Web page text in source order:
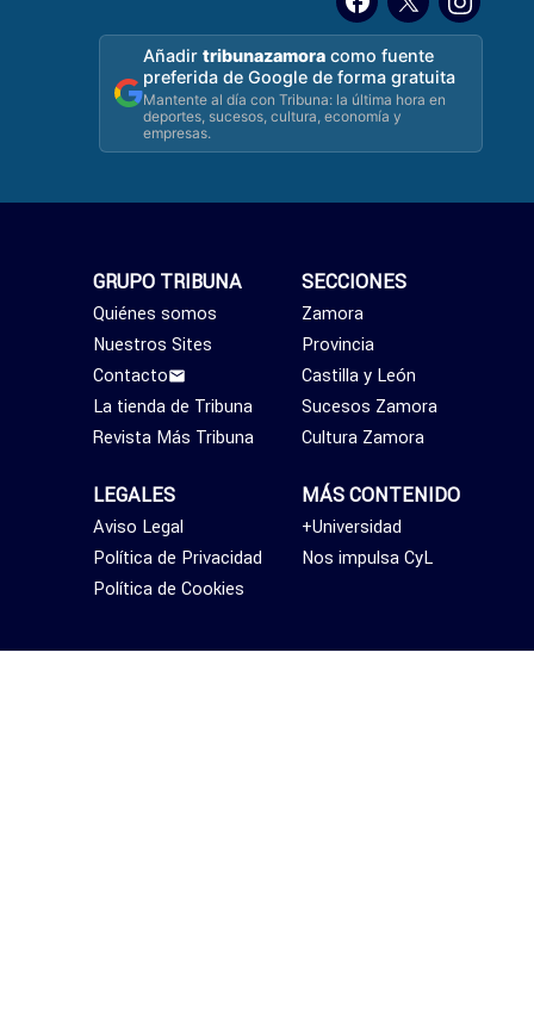
Añadirtribunazamora como fuente
preferida de Google de forma gratuita
Mantente al día con Tribuna: la última hora en
deportes, sucesos, cultura, economía y
empresas.
SECCIONES
Zamora
Provincia
Castilla y León
Sucesos Zamora
Cultura Zamora
MÁS CONTENIDO
+Universidad
Nos impulsa CyL
GRUPO TRIBUNA
Quiénes somos
Nuestros Sites
Contacto
La tienda de Tribuna
Revista Más Tribuna
LEGALES
Aviso Legal
Política de Privacidad
Política de Cookies